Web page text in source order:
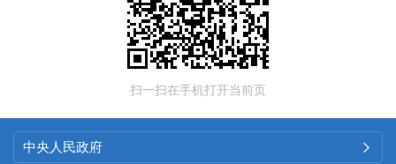
扫一扫在手机打开当前页
中央人民政府 